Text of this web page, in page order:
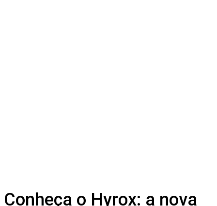
Conheça o Hyrox: a nova